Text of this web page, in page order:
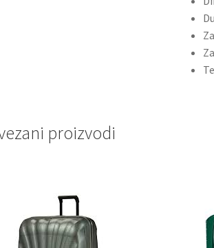
proizvodi